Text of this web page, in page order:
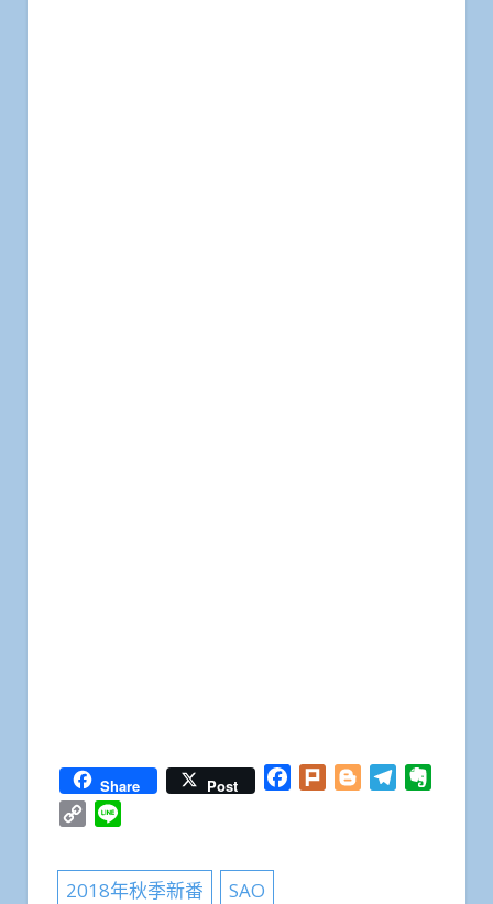
Share Post Facebook
Plurk BloggerTelegram
Copy
2018年秋季新番
SAO